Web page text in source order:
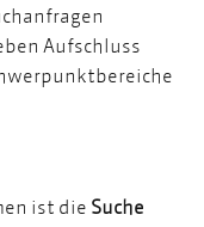
Aufschluss
ist die Suche